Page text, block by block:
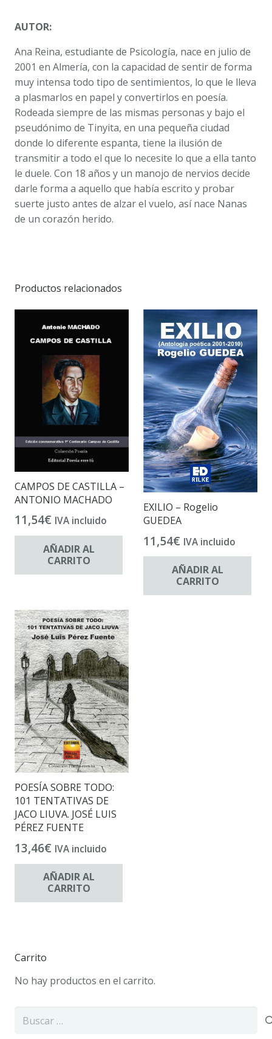
AUTOR:
Ana Reina, estudiante de Psicología, nace en julio de
2001 en Almería, con la capacidad de sentir de forma
muy intensa todo tipo de sentimientos, lo que le lleva
a plasmarlos en papel y convertirlos en poesía.
Rodeada siempre de las mismas personas y bajo el
pseudónimo de Tinyita, en una pequeña ciudad
donde lo diferente espanta, tiene la ilusión de
transmitir a todo el que lo necesite lo que a ella tanto
le duele. Con 18 años y un manojo de nervios decide
darle forma a aquello que había escrito y probar
suerte justo antes de alzar el vuelo, así nace Nanas
de un corazón herido.
Productos relacionados
CAMPOS DE CASTILLA –
ANTONIO MACHADO
11,54€ IVA incluido
AÑADIR AL
CARRITO
EXILIO – Rogelio
GUEDEA
11,54€ IVA incluido
AÑADIR AL
CARRITO
POESÍA SOBRE TODO:
101 TENTATIVAS DE
JACO LIUVA. JOSÉ LUIS
PÉREZ FUENTE
13,46€ IVA incluido
AÑADIR AL
CARRITO
Carrito
No hay productos en el carrito.